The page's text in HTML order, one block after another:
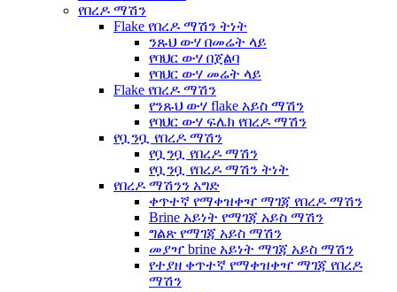
የበረዶ ማሽን
Flake የበረዶ ማሽን ትነት
ንጹህ ውሃ በመሬት ላይ
የባህር ውሃ በጀልባ
የባህር ውሃ መሬት ላይ
Flake የበረዶ ማሽን
የንጹህ ውሃ flake አይስ ማሽን
የባህር ውሃ ፍሌክ የበረዶ ማሽን
የቧንቧ የበረዶ ማሽን
የቧንቧ የበረዶ ማሽን
የቧንቧ የበረዶ ማሽን ትነት
የበረዶ ማሽንን አግድ
ቀጥተኛ የማቀዝቀዣ ማገጃ የበረዶ ማሽን
Brine አይነት የማገጃ አይስ ማሽን
ግልጽ የማገጃ አይስ ማሽን
መያዣ brine አይነት ማገጃ አይስ ማሽን
የተያዘ ቀጥተኛ የማቀዝቀዣ ማገጃ የበረዶ
ማሽን